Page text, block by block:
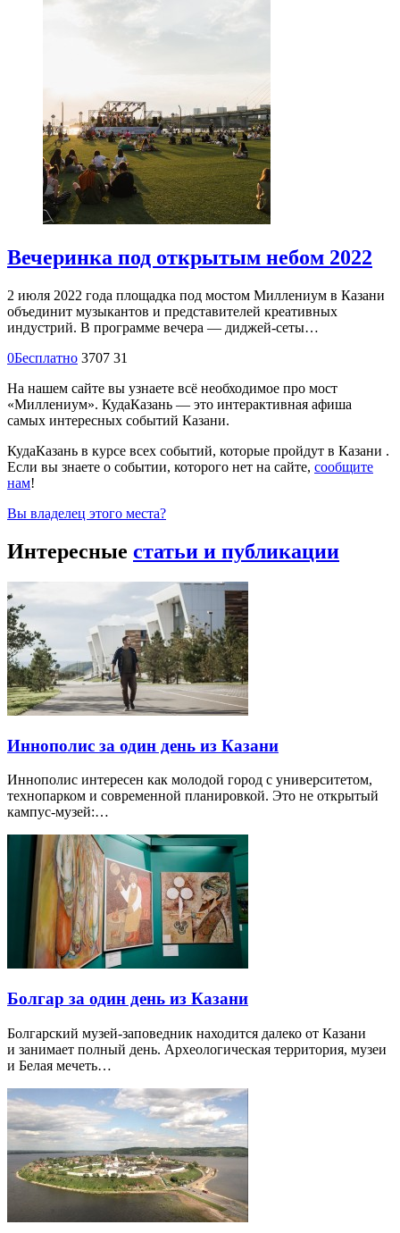
Вечеринка под открытым небом 2022
2 июля 2022 года площадка под мостом Миллениум в Казани
объединит музыкантов и представителей креативных
индустрий. В программе вечера — диджей-сеты…
0Бесплатно 3707 31
На нашем сайте вы узнаете всё необходимое про мост
«Миллениум». КудаКазань — это интерактивная афиша
самых интересных событий Казани.
КудаКазань в курсе всех событий, которые пройдут в Казани .
Если вы знаете о событии, которого нет на сайте, сообщите
нам!
Вы владелец этого места?
Интересные статьи и публикации
Иннополис за один день из Казани
Иннополис интересен как молодой город с университетом,
технопарком и современной планировкой. Это не открытый
кампус-музей:…
Болгар за один день из Казани
Болгарский музей-заповедник находится далеко от Казани
и занимает полный день. Археологическая территория, музеи
и Белая мечеть…